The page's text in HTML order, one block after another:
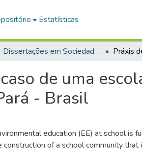
Estatísticas
Dissertações em Sociedade, Ambiente e Qualidade de Vida (Mestrado)
de uma
- Brasil
education (EE) at school is
construction of a school community that